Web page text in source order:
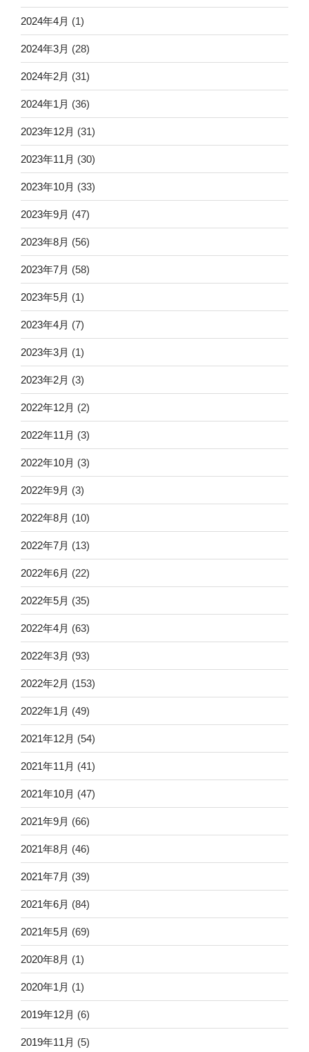
2024年4月 (1)
2024年3月 (28)
2024年2月 (31)
2024年1月 (36)
2023年12月 (31)
2023年11月 (30)
2023年10月 (33)
2023年9月 (47)
2023年8月 (56)
2023年7月 (58)
2023年5月 (1)
2023年4月 (7)
2023年3月 (1)
2023年2月 (3)
2022年12月 (2)
2022年11月 (3)
2022年10月 (3)
2022年9月 (3)
2022年8月 (10)
2022年7月 (13)
2022年6月 (22)
2022年5月 (35)
2022年4月 (63)
2022年3月 (93)
2022年2月 (153)
2022年1月 (49)
2021年12月 (54)
2021年11月 (41)
2021年10月 (47)
2021年9月 (66)
2021年8月 (46)
2021年7月 (39)
2021年6月 (84)
2021年5月 (69)
2020年8月 (1)
2020年1月 (1)
2019年12月 (6)
2019年11月 (5)